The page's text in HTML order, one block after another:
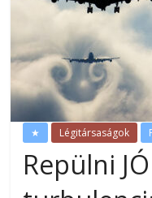
★ Légitársaságok
Repülni